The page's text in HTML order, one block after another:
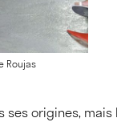
Roujas
ses origines, mais